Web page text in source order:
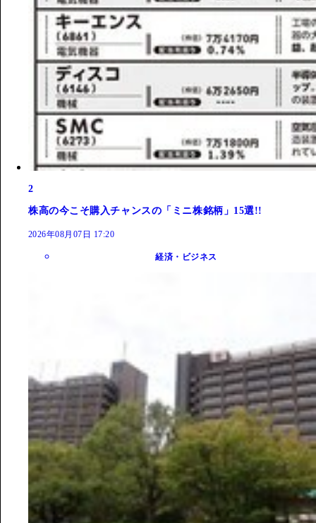
2
株高の今こそ購入チャンスの「ミニ株銘柄」15選!!
2026年08月07日 17:20
経済・ビジネス